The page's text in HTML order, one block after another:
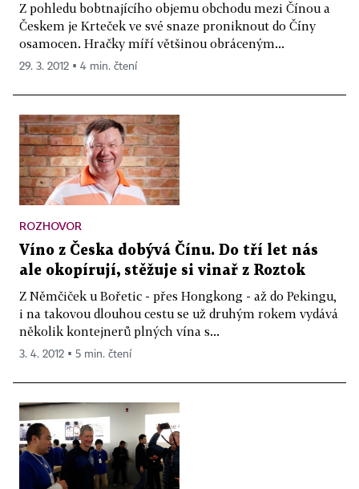
Z pohledu bobtnajícího objemu obchodu mezi Čínou a
Českem je Krteček ve své snaze proniknout do Číny
osamocen. Hračky míří většinou obráceným...
29. 3. 2012 ▪ 4 min. čtení
ROZHOVOR
Víno z Česka dobývá Čínu. Do tří let nás
ale okopírují, stěžuje si vinař z Roztok
Z Němčiček u Bořetic - přes Hongkong - až do Pekingu,
i na takovou dlouhou cestu se už druhým rokem vydává
několik kontejnerů plných vína s...
3. 4. 2012 ▪ 5 min. čtení